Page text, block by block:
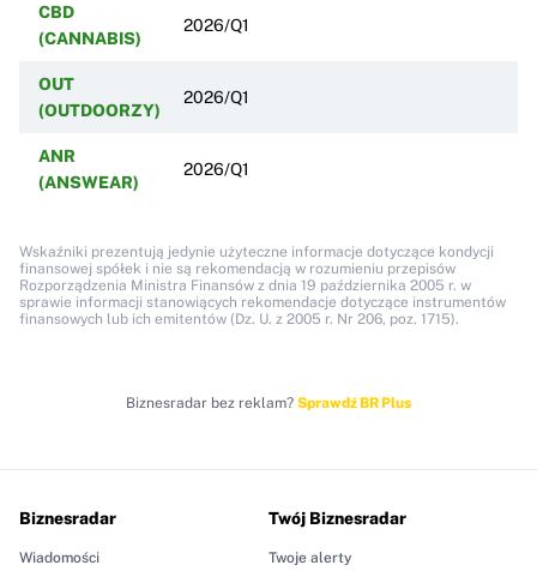
CBD
(CANNABIS)
2026/Q1
OUT
(OUTDOORZY)
2026/Q1
ANR
(ANSWEAR)
2026/Q1
Wskaźniki prezentują jedynie użyteczne informacje dotyczące kondycji
finansowej spółek i nie są rekomendacją w rozumieniu przepisów
Rozporządzenia Ministra Finansów z dnia 19 października 2005 r. w
sprawie informacji stanowiących rekomendacje dotyczące instrumentów
finansowych lub ich emitentów (Dz. U. z 2005 r. Nr 206, poz. 1715).
Biznesradar bez reklam? Sprawdź BR Plus
Biznesradar
Wiadomości
Twój Biznesradar
Twoje alerty